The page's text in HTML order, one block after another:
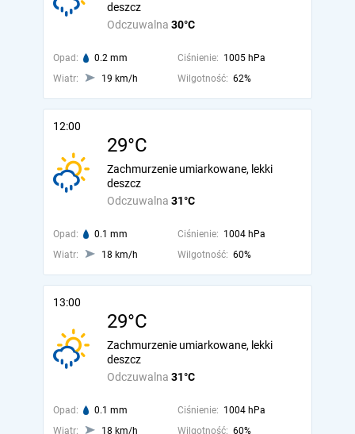
Odczuwalna 30°C
deszcz
Opad: 0.2 mm Ciśnienie: 1005 hPa
Wiatr:
19 km/h Wilgotność: 62%
12:00
29°C
Odczuwalna 31°C
Zachmurzenie umiarkowane, lekki
deszcz
Opad: 0.1 mm Ciśnienie: 1004 hPa
Wiatr:
18 km/h Wilgotność: 60%
13:00
29°C
Odczuwalna 31°C
Zachmurzenie umiarkowane, lekki
deszcz
Opad: 0.1 mm Ciśnienie: 1004 hPa
Wiatr:
18 km/h Wilgotność: 60%